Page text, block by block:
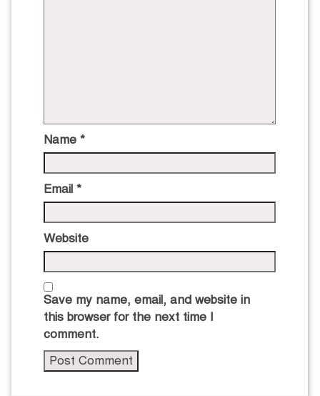
Name *
Email *
Website
Save my name, email, and website in
this browser for the next time I
comment.